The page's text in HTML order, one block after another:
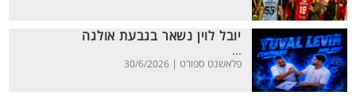
יובל לוין נשאר בגבעת אולגה
...
פלאשנט ספורט | 30/6/2026